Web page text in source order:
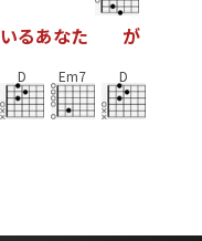
いるあなた が
D Em7 D